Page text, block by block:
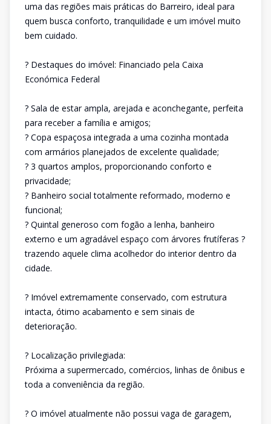
uma das regiões mais práticas do Barreiro, ideal para
quem busca conforto, tranquilidade e um imóvel muito
bem cuidado.
? Destaques do imóvel: Financiado pela Caixa
Económica Federal
? Sala de estar ampla, arejada e aconchegante, perfeita
para receber a família e amigos;
? Copa espaçosa integrada a uma cozinha montada
com armários planejados de excelente qualidade;
? 3 quartos amplos, proporcionando conforto e
privacidade;
? Banheiro social totalmente reformado, moderno e
funcional;
? Quintal generoso com fogão a lenha, banheiro
externo e um agradável espaço com árvores frutíferas ?
trazendo aquele clima acolhedor do interior dentro da
cidade.
? Imóvel extremamente conservado, com estrutura
intacta, ótimo acabamento e sem sinais de
deterioração.
? Localização privilegiada:
Próxima a supermercado, comércios, linhas de ônibus e
toda a conveniência da região.
? O imóvel atualmente não possui vaga de garagem,